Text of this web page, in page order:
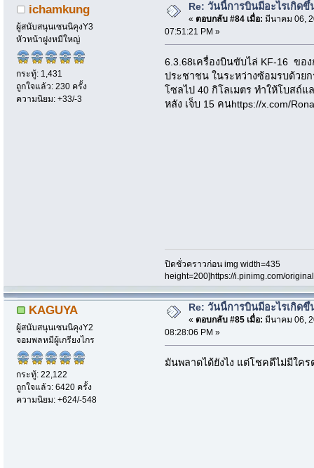
ichamkung
ผู้สนับสนุนเซนนิคุงY3
หัวหน้าฝูงหมีใหญ่
กระทู้: 1,431
ถูกใจแล้ว: 230 ครั้ง
ความนิยม: +33/-3
Re: วันนี้การบินมีอะไรเกิดขึ้
« ตอบกลับ #84 เมื่อ: มีนาคม 06,
07:51:21 PM »
6.3.68เครื่องบินขับไล่ KF-16 ขอ
ประชาชน ในระหว่างซ้อมรบด้วยก
โซลไป 40 กิโลเมตร ทำให้โบสถ์แ
หลัง เจ็บ 15 คนhttps://x.com/
ปิดชั่วคราวก่อน img width=435
height=200]https://i.pinimg.com/
KAGUYA
ผู้สนับสนุนเซนนิคุงY2
จอมพลหมีผู้เกรียงไกร
กระทู้: 22,122
ถูกใจแล้ว: 6420 ครั้ง
ความนิยม: +624/-548
Re: วันนี้การบินมีอะไรเกิดขึ้
« ตอบกลับ #85 เมื่อ: มีนาคม 06,
08:28:06 PM »
มันพลาดได้ยังไง แต่โชคดีไม่มีใคร